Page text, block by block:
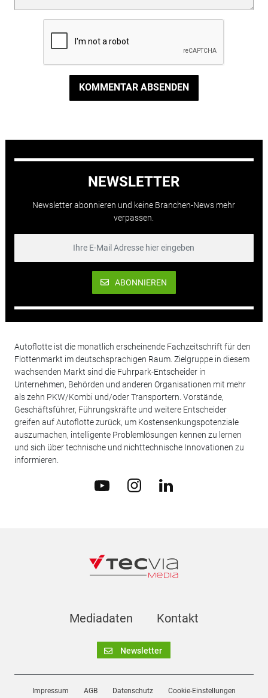
KOMMENTAR ABSENDEN
NEWSLETTER
Newsletter abonnieren und keine Branchen-News mehr
verpassen.
ABONNIEREN
Autoflotte ist die monatlich erscheinende Fachzeitschrift für den
Flottenmarkt im deutschsprachigen Raum. Zielgruppe in diesem
wachsenden Markt sind die Fuhrpark-Entscheider in
Unternehmen, Behörden und anderen Organisationen mit mehr
als zehn PKW/Kombi und/oder Transportern. Vorstände,
Geschäftsführer, Führungskräfte und weitere Entscheider
greifen auf Autoflotte zurück, um Kostensenkungspotenziale
auszumachen, intelligente Problemlösungen kennen zu lernen
und sich über technische und nichttechnische Innovationen zu
informieren.
Mediadaten Kontakt
Newsletter
Impressum AGB Datenschutz Cookie-Einstellungen